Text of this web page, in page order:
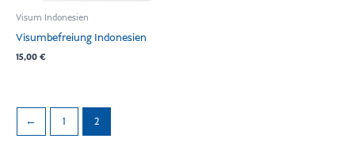
Visum Indonesien
Visumbefreiung Indonesien
15,00€
← 1 2